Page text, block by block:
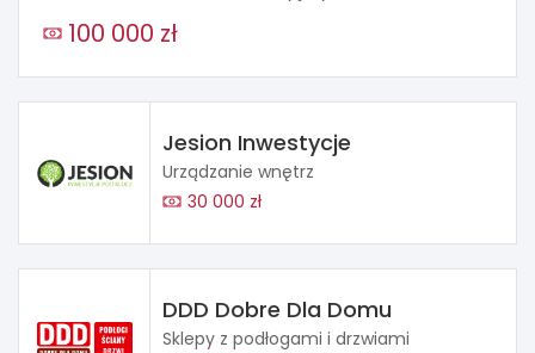
100 000 zł
Jesion Inwestycje
Urządzanie wnętrz
30 000 zł
DDD Dobre Dla Domu
Sklepy z podłogami i drzwiami